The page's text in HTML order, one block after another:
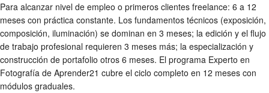
Para alcanzar nivel de empleo o primeros clientes freelance: 6 a 12
meses con práctica constante. Los fundamentos técnicos (exposición,
composición, iluminación) se dominan en 3 meses; la edición y el flujo
de trabajo profesional requieren 3 meses más; la especialización y
construcción de portafolio otros 6 meses. El programa Experto en
Fotografía de Aprender21 cubre el ciclo completo en 12 meses con
módulos graduales.